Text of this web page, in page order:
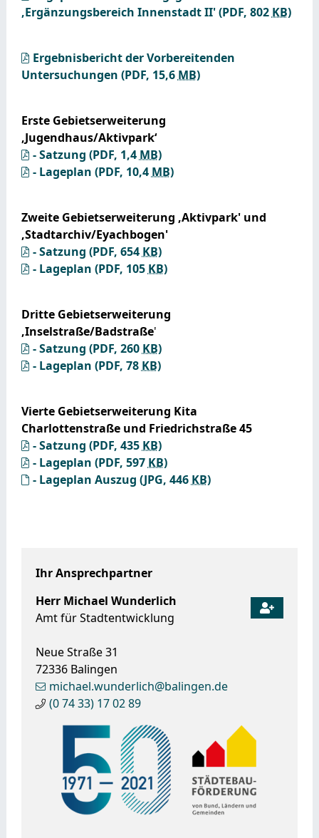
Ihr Ansprechpartner
Herr Michael Wunderlich
Amt für Stadtentwicklung
Neue Straße 31
72336 Balingen
michael.wunderlich@balingen.de
(07433) 170289
,Ergänzungsbereich Innenstadt II'(PDF, 802 KB)
Ergebnisbericht der Vorbereitenden
Untersuchungen (PDF, 15,6 MB)
Erste Gebietserweiterung
‚Jugendhaus/Aktivpark‘
- Satzung (PDF, 1,4 MB)
- Lageplan (PDF, 10,4 MB)
Zweite Gebietserweiterung ,Aktivpark' und
,Stadtarchiv/Eyachbogen'
- Satzung (PDF, 654 KB)
- Lageplan (PDF, 105 KB)
Dritte Gebietserweiterung
,Inselstraße/Badstraße'
- Satzung (PDF, 260 KB)
- Lageplan (PDF, 78 KB)
Vierte Gebietserweiterung Kita
Charlottenstraße und Friedrichstraße 45
- Satzung (PDF, 435 KB)
- Lageplan (PDF, 597 KB)
- Lageplan Auszug (JPG, 446 KB)